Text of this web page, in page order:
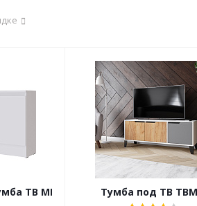
ТВ МГТ-1 Тумба под ТВ